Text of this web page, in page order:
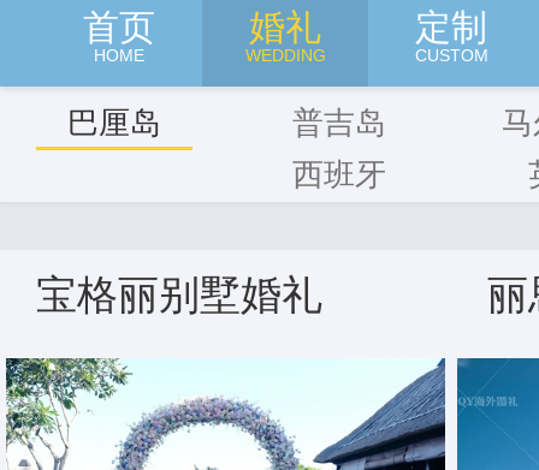
深圳旷世奇缘海外婚纱摄影
首页
HOME
婚礼
WEDDING
定制
CUSTOM
巴厘岛 普吉岛
西班牙
宝格丽别墅婚礼 丽